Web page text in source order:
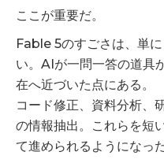
ここが重要だ。
Fable 5のすごさは、単
い。AIが一問一答の道具
在へ近づいた点にある。
コード修正、資料分析、
の情報抽出。これらを短
て進められるようになった